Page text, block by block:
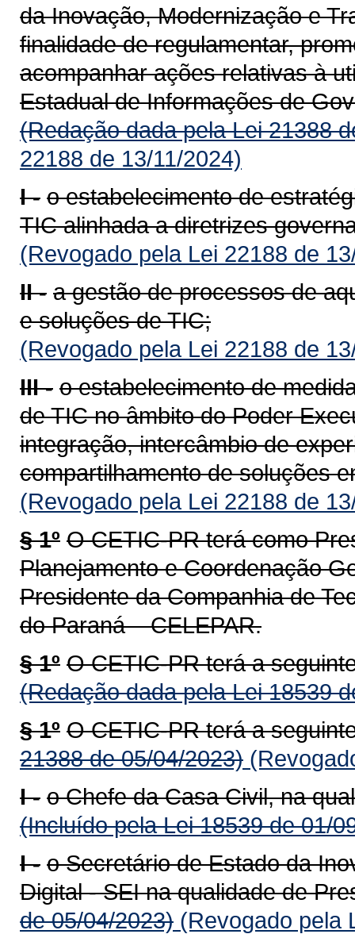
da Inovação, Modernização e
finalidade de regulamentar,
acompanhar ações relativas à
Estadual de Informações de
(Redação dada pela Lei 21388
22188 de 13/11/2024)
I - o estabelecimento de
TIC alinhada a diretrizes
(Revogado pela Lei 22188 de
II - a gestão de processos de
e soluções de TIC;
(Revogado pela Lei 22188 de
III - o estabelecimento de
de TIC no âmbito do Poder
integração, intercâmbio de
compartilhamento de soluções
(Revogado pela Lei 22188 de
§ 1º O CETIC-PR terá como
Planejamento e Coordenação
Presidente da Companhia de
do Paraná – CELEPAR.
§ 1º O CETIC-PR terá a
(Redação dada pela Lei 18539
§ 1º O CETIC-PR terá a
21388 de 05/04/2023)
I - o Chefe da Casa Civil, na
(Incluído pela Lei 18539 de 01/
I - o Secretário de Estado da
Digital - SEI na qualidade de
de 05/04/2023) (Revogado pela